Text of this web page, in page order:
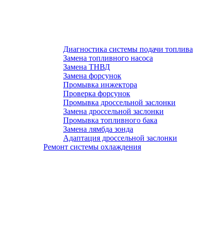
Диагностика системы подачи топлива
Замена топливного насоса
Замена ТНВД
Замена форсунок
Промывка инжектора
Проверка форсунок
Промывка дроссельной заслонки
Замена дроссельной заслонки
Промывка топливного бака
Замена лямбда зонда
Адаптация дроссельной заслонки
Ремонт системы охлаждения